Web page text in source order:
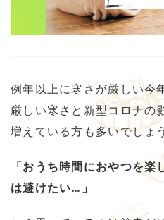
例年以上に寒さが厳しい今
厳しい寒さと新型コロナの
増えている方も多いでしょ
「おうち時間におやつを楽
は避けたい…」